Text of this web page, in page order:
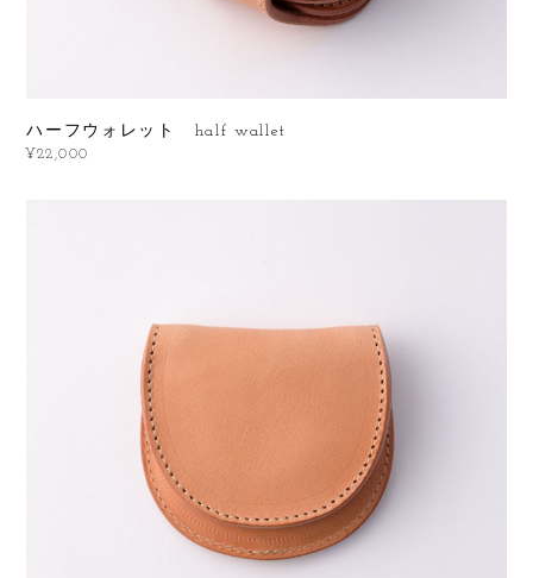
ハーフウォレット half wallet
¥22,000